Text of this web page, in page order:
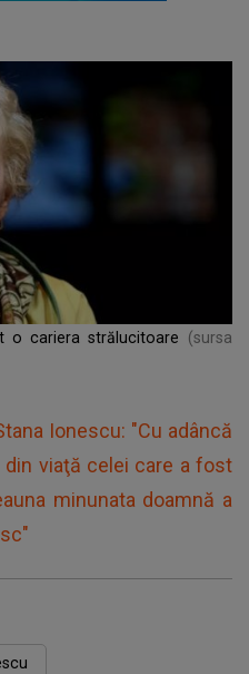
o cariera strălucitoare
(sursa
Ionescu: "Cu adâncă
viaţă celei care a fost
minunata doamnă a